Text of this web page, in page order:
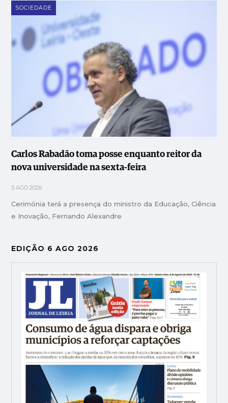
SOCIEDADE
Carlos Rabadão toma posse enquanto reitor da
nova universidade na sexta-feira
5 AGO 2026
Cerimónia terá a presença do ministro da Educação, Ciência
e Inovação, Fernando Alexandre
EDIÇÃO 6 AGO 2026